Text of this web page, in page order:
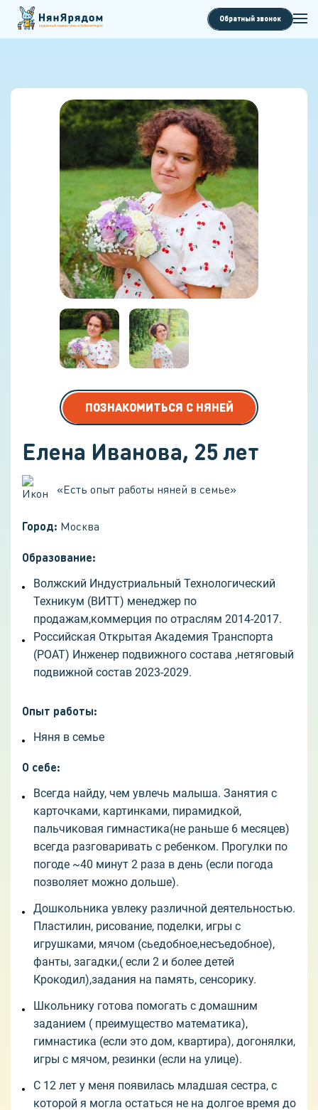
Обратный звонок
ПОЗНАКОМИТЬСЯ С НЯНЕЙ
Елена Иванова, 25лет
«Есть опыт работы няней в семье»
Город: Москва
Образование:
Волжский Индустриальный Технологический
Техникум (ВИТТ) менеджер по
продажам,коммерция по отраслям 2014-2017.
Российская Открытая Академия Транспорта
(РОАТ) Инженер подвижного состава ,нетяговый
подвижной состав 2023-2029.
Опыт работы:
Няня в семье
О себе:
Всегда найду, чем увлечь малыша. Занятия с
карточками, картинками, пирамидкой,
пальчиковая гимнастика(не раньше 6 месяцев)
всегда разговаривать с ребенком. Прогулки по
погоде ~40 минут 2 раза в день (если погода
позволяет можно дольше).
Дошкольника увлеку различной деятельностью.
Пластилин, рисование, поделки, игры с
игрушками, мячом (сьедобное,несъедобное),
фанты, загадки,( если 2 и более детей
Крокодил),задания на память, сенсорику.
Школьнику готова помогать с домашним
заданием ( преимущество математика),
гимнастика (если это дом, квартира), догонялки,
игры с мячом, резинки (если на улице).
С 12 лет у меня появилась младшая сестра, с
которой я могла остаться не на долгое время до